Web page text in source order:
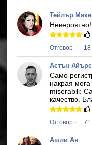
Тейлър
Невероятно!
Отговор · 18
Астън Айърс
Само
накрая
miserabili:
качество.
Отговор · 71
Ашли Ан